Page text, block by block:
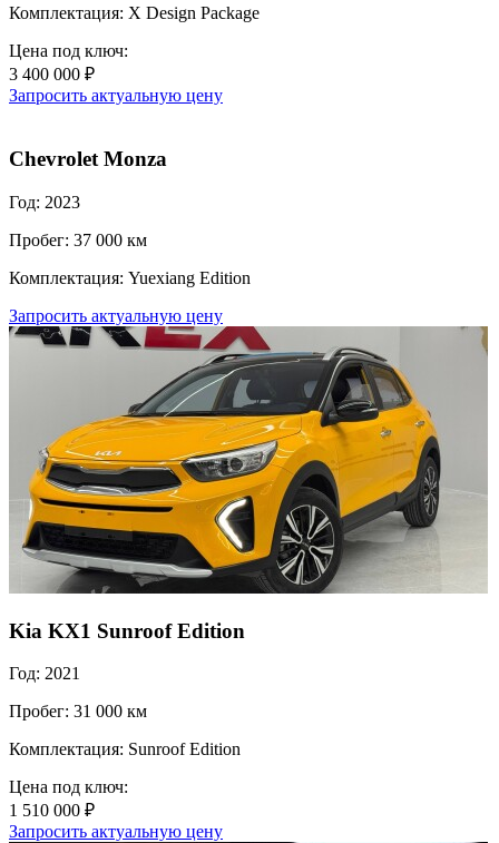
Комплектация: X Design Package
Цена под ключ:
3 400 000 ₽
Запросить актуальную цену
Chevrolet Monza
Год: 2023
Пробег: 37 000 км
Комплектация: Yuexiang Edition
Запросить актуальную цену
Kia KX1 Sunroof Edition
Год: 2021
Пробег: 31 000 км
Комплектация: Sunroof Edition
Цена под ключ:
1 510 000 ₽
Запросить актуальную цену